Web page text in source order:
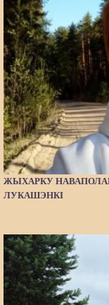
ЖЫХАРКУ
ЛУКАШЭНКІ